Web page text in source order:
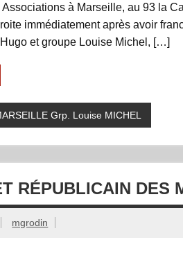
Associations à Marseille, au 93 la
immédiatement après avoir
et groupe Louise Michel, […]
Grp. Louise MICHEL
RÉPUBLICAIN DES
mgrodin